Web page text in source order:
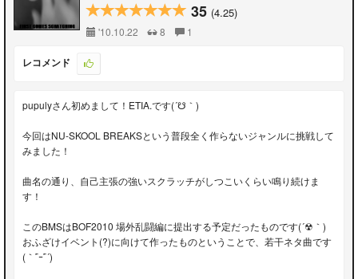
35 (4.25)
'10.10.22 8 1
レコメンド
pupulyさん初めまして！ETIA.です(´☋｀)
今回はNU-SKOOL BREAKSという普段全く作らないジャンルに挑戦して
みました！
曲名の通り、自己主張の強いスクラッチがしつこいくらい鳴り続けま
す！
このBMSはBOF2010 場外乱闘編に提出する予定だったものです(´☢｀)
おふざけイベント(?)に向けて作ったものということで、若干ネタ曲です
(｀΅ｰ΅´)